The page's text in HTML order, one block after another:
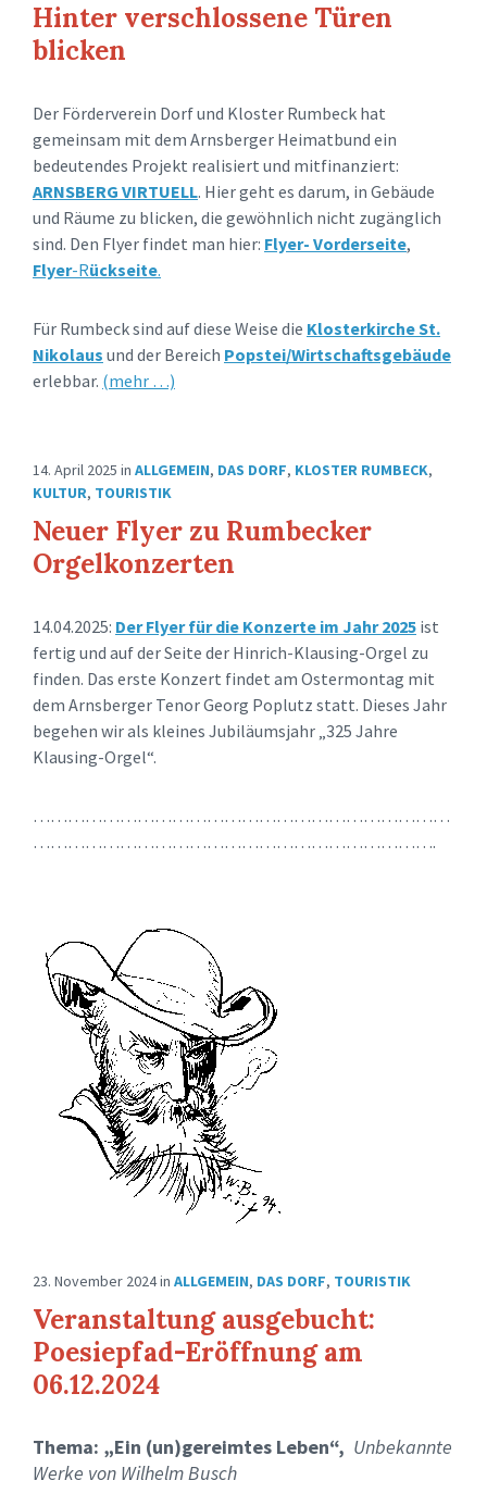
Hinter verschlossene Türen
blicken
Der Förderverein Dorf und Kloster Rumbeck hat
gemeinsam mit dem Arnsberger Heimatbund ein
bedeutendes Projekt realisiert und mitfinanziert:
ARNSBERG VIRTUELL. Hier geht es darum, in Gebäude
und Räume zu blicken, die gewöhnlich nicht zugänglich
sind. Den Flyer findet man hier: Flyer- Vorderseite,
Flyer-Rückseite.
Für Rumbeck sind auf diese Weise die Klosterkirche St.
Nikolaus und der Bereich Popstei/Wirtschaftsgebäude
erlebbar. (mehr …)
14. April 2025 in ALLGEMEIN, DAS DORF, KLOSTER RUMBECK,
KULTUR, TOURISTIK
Neuer Flyer zu Rumbecker
Orgelkonzerten
14.04.2025: Der Flyer für die Konzerte im Jahr 2025 ist
fertig und auf der Seite der Hinrich-Klausing-Orgel zu
finden. Das erste Konzert findet am Ostermontag mit
dem Arnsberger Tenor Georg Poplutz statt. Dieses Jahr
begehen wir als kleines Jubiläumsjahr „325 Jahre
Klausing-Orgel“.
………………………………………………………………
…………………………………………………………….
23. November 2024in ALLGEMEIN, DAS DORF, TOURISTIK
Veranstaltung ausgebucht:
Poesiepfad-Eröffnung am
06.12.2024
Thema: „Ein (un)gereimtes Leben“, Unbekannte
Werke von Wilhelm Busch